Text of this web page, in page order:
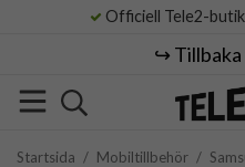
Officiell Tele2-
↪️ Tillbaka
Startsida / Mobiltillbehör /